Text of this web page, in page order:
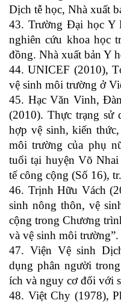
Dịch tễ học, Nhà xuất
43. Trường Đại học Y
nghiên cứu khoa học
đồng. Nhà xuất bản Y
44. UNICEF (2010),
vệ sinh môi trường ở
45. Hạc Văn Vinh,
(2010). Thực trạng sử
hợp vệ sinh, kiến
môi trường của phụ
tuổi tại huyện Võ
tế công cộng (Số 16),
46. Trịnh Hữu Vách
sinh nông thôn, vệ
cộng trong Chương
và vệ sinh môi trường”.
47. Viện Vệ sinh
dụng phân người
ích và nguy cơ đối với
48. Việt Chy (1978),